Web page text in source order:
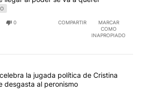
0 COMPARTIR
MARCAR
COMO
INAPROPIADO
artículos con más comentarios en los
con el título "Javier Milei celebra la
la jugada política de Cristina
desgasta al peronismo